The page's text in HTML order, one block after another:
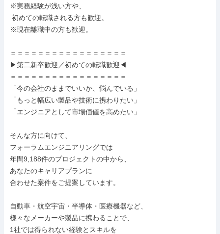
※実務経験が浅い方や、
※現在離職中の方も歓迎。
＝＝＝＝＝＝＝＝＝＝＝＝＝＝＝＝＝
▶第二新卒歓迎／初めての転職歓迎◀
＝＝＝＝＝＝＝＝＝＝＝＝＝＝＝＝＝
「今の会社のままでいいか、悩んでいる」
「もっと幅広い製品や技術に携わりたい」
「エンジニアとして市場価値を高めたい」
そんな方に向けて、
フォーラムエンジニアリングでは
年間9,188件のプロジェクトの中から、
あなたのキャリアプランに
合わせた案件をご提案しています。
自動車・航空宇宙・半導体・医療機器など、
様々なメーカーや製品に携わることで、
1社では得られない経験とスキルを